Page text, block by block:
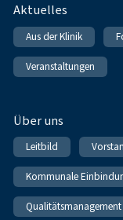
Fußnavigation
Aktuelles
Aus der Klinik
Veranstaltungen
Über uns
Leitbild
Kommunale
Qualitätsmanagement